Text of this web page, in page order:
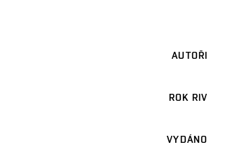
AUTOŘI
ROK RIV
VYDÁNO